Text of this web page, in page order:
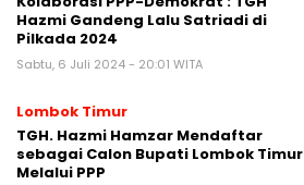
Hazmi Gandeng Lalu Satriadi di
Pilkada 2024
Sabtu, 6 Juli 2024 - 20:01 WITA
Lombok Timur
TGH. Hazmi Hamzar Mendaftar
sebagai Calon Bupati Lombok Timur
Melalui PPP